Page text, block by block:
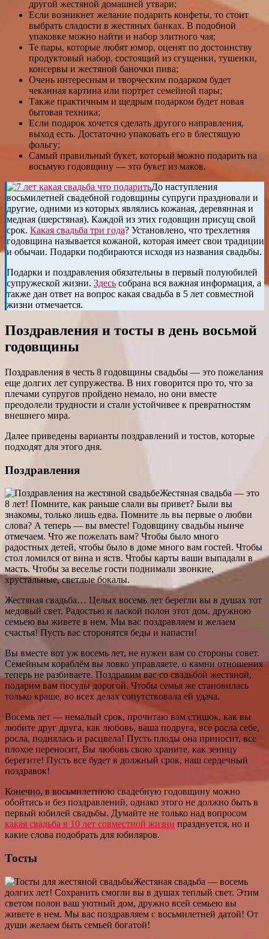
другой жестяной домашней утвари;
Если возникнет желание подарить конфеты, то стоит
выбрать сладости в жестяных банках. В подобной
упаковке можно найти и набор элитного чая;
Те пары, которые любят юмор, оценят по достоинству
продуктовый набор, состоящий из сгущенки, тушенки,
консервы и жестяной баночки пива;
Очень интересным и творческим подарком будет
чеканная картина или портрет семейной пары;
Также практичным и щедрым подарком будет новая
бытовая техника;
Если подарок хочется сделать другого направления,
выход есть. Достаточно упаковать его в блестящую
фольгу;
Самый правильный букет, который можно подарить на
восьмую годовщину — это букет из маков.
До наступления
восьмилетней свадебной годовщины супруги праздновали и
другие, одними из которых являлись кожаная, деревянная и
медная (шерстяная). Каждой из этих годовщин присущ свой
срок. Какая свадьба три года? Установлено, что трехлетняя
годовщина называется кожаной, которая имеет свои традиции
и обычаи. Подарки подбираются исходя из названия свадьбы.
Подарки и поздравления обязательны в первый полуюбилей
супружеской жизни. Здесь собрана вся важная информация, а
также дан ответ на вопрос какая свадьба в 5 лет совместной
жизни отмечается.
Поздравления и тосты в день восьмой
годовщины
Поздравления в честь 8 годовщины свадьбы — это пожелания
еще долгих лет супружества. В них говорится про то, что за
плечами супругов пройдено немало, но они вместе
преодолели трудности и стали устойчивее к превратностям
внешнего мира.
Далее приведены варианты поздравлений и тостов, которые
подходят для этого дня.
Поздравления
Жестяная свадьба — это
8 лет! Помните, как раньше слали вы привет? Были вы
знакомы, только лишь едва. Помните ль вы первые о любви
слова? А теперь — вы вместе! Годовщину свадьбы нынче
отмечаем. Что же пожелать вам? Чтобы было много
радостных детей, чтобы было в доме много вам гостей. Чтобы
стол ломился от вина и яств. Чтобы карты ваши выпадали в
масть. Чтобы за веселье гости поднимали звонкие,
хрустальные, светлые бокалы.
Жестяная свадьба… Целых восемь лет берегли вы в душах тот
медовый свет. Радостью и лаской полон этот дом, дружною
семьею вы живете в нем. Мы вас поздравляем и желаем
счастья! Пусть вас сторонятся беды и напасти!
Вы вместе вот уж восемь лет, не нужен вам со стороны совет.
Семейным кораблём вы ловко управляете, о камни отношения
теперь не разбиваете. Поздравим вас со свадьбой жестяной,
подарим вам посуды дорогой. Чтобы семья же становилась
только краше, во всех делах сопутствовала ей удача.
Восемь лет — немалый срок, прочитаю вам стишок, как вы
любите друг друга, как любовь, ваша подруга, все росла себе,
росла, поднялась и расцвела! Пусть плоды она приносит, все
плохое переносит, Вы любовь свою храните, как зеницу
берегите! Пусть все будет в должный срок, наш сердечный
поздравок!
Конечно, в восьмилетнюю свадебную годовщину можно
обойтись и без поздравлений, однако этого не должно быть в
первый юбилей свадьбы. Думайте не только над вопросом
какая свадьба в 10 лет совместной жизни празднуется, но и
какие слова подобрать для юбиляров.
Тосты
Жестяная свадьба — восемь
долгих лет! Сохранить смогли вы в душах теплый свет. Этим
светом полон ваш уютный дом, дружно всей семьею вы
живете в нем. Мы вас поздравляем с восьмилетней датой! От
души желаем быть семьей богатой!